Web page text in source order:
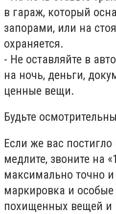
в гараж, который
запорами, или на
охраняется.
- Не оставляйте в
на ночь, деньги,
ценные вещи.
Будьте
Если же вас постигло
медлите, звоните на
максимально точно
маркировка и
похищенных вещей и